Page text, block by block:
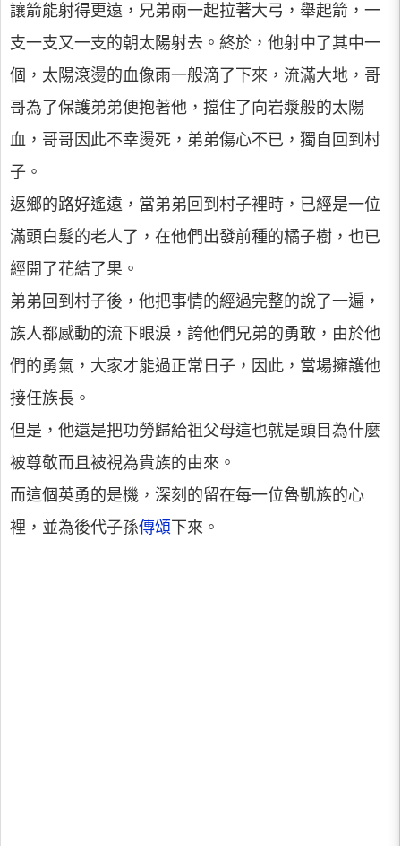
讓箭能射得更遠，兄弟兩一起拉著大弓，舉起箭，一
支一支又一支的朝太陽射去。終於，他射中了其中一
個，太陽滾燙的血像雨一般滴了下來，流滿大地，哥
哥為了保護弟弟便抱著他，擋住了向岩漿般的太陽
血，哥哥因此不幸燙死，弟弟傷心不已，獨自回到村
子。
返鄉的路好遙遠，當弟弟回到村子裡時，已經是一位
滿頭白髮的老人了，在他們出發前種的橘子樹，也已
經開了花結了果。
弟弟回到村子後，他把事情的經過完整的說了一遍，
族人都感動的流下眼淚，誇他們兄弟的勇敢，由於他
們的勇氣，大家才能過正常日子，因此，當場擁護他
接任族長。
但是，他還是把功勞歸給祖父母這也就是頭目為什麼
被尊敬而且被視為貴族的由來。
而這個英勇的是機，深刻的留在每一位魯凱族的心
裡，並為後代子孫傳頌 下來。